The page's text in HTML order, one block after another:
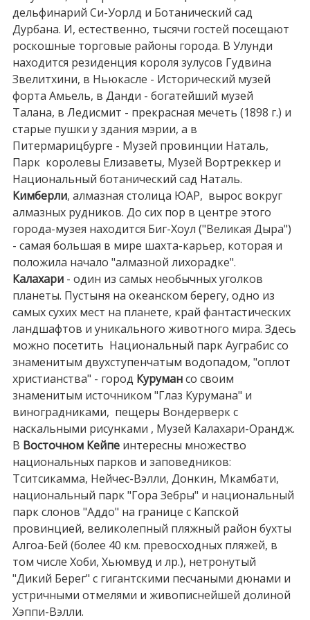
дельфинарий Си-Уорлд и Ботанический сад
Дурбана. И, естественно, тысячи гостей посещают
роскошные торговые районы города. В Улунди
находится резиденция короля зулусов Гудвина
Звелитхини, в Ньюкасле - Исторический музей
форта Амьель, в Данди - богатейший музей
Талана, в Ледисмит - прекрасная мечеть (1898 г.) и
старые пушки у здания мэрии, а в
Питермарицбурге - Музей провинции Наталь,
Парк королевы Елизаветы, Музей Вортреккер и
Национальный ботанический сад Наталь.
Кимберли, алмазная столица ЮАР, вырос вокруг
алмазных рудников. До сих пор в центре этого
города-музея находится Биг-Хоул ("Великая Дыра")
- самая большая в мире шахта-карьер, которая и
положила начало "алмазной лихорадке".
Калахари- один из самых необычных уголков
планеты. Пустыня на океанском берегу, одно из
самых сухих мест на планете, край фантастических
ландшафтов и уникального животного мира. Здесь
можно посетить Национальный парк Ауграбис со
знаменитым двухступенчатым водопадом, "оплот
христианства" - город Курумансо своим
знаменитым источником "Глаз Курумана" и
виноградниками, пещеры Вондерверк с
наскальными рисунками , Музей Калахари-Орандж.
В Восточном Кейпеинтересны множество
национальных парков и заповедников:
Тситсикамма, Нейчес-Вэлли, Донкин, Мкамбати,
национальный парк "Гора Зебры" и национальный
парк слонов "Аддо" на границе с Капской
провинцией, великолепный пляжный район бухты
Алгоа-Бей (более 40 км. превосходных пляжей, в
том числе Хоби, Хьюмвуд и лр.), нетронутый
"Дикий Берег" с гигантскими песчаными дюнами и
устричными отмелями и живописнейшей долиной
Хэппи-Вэлли.